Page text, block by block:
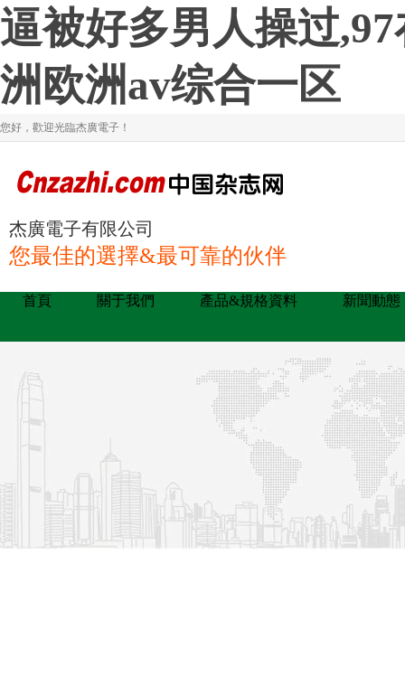
逼被好多男人操过
洲欧洲av综合一区
您好，歡迎光臨杰廣電子！
杰廣電子有限公司
您最佳的選擇&最可靠的伙伴
首頁 關于我們 產品&規格資料 新聞動態